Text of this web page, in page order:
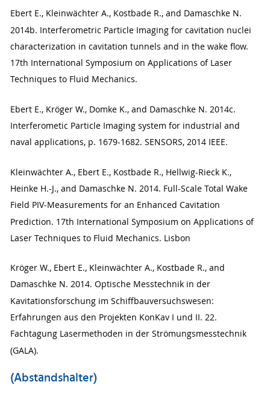
Ebert E., Kleinwächter A., Kostbade R., and Damaschke N.
2014b. Interferometric Particle Imaging for cavitation nuclei
characterization in cavitation tunnels and in the wake flow.
17th International Symposium on Applications of Laser
Techniques to Fluid Mechanics.
Ebert E., Kröger W., Domke K., and Damaschke N. 2014c.
Interferometic Particle Imaging system for industrial and
naval applications, p. 1679-1682. SENSORS, 2014 IEEE.
Kleinwächter A., Ebert E., Kostbade R., Hellwig-Rieck K.,
Heinke H.-J., and Damaschke N. 2014. Full-Scale Total Wake
Field PIV-Measurements for an Enhanced Cavitation
Prediction. 17th International Symposium on Applications of
Laser Techniques to Fluid Mechanics. Lisbon
Kröger W., Ebert E., Kleinwächter A., Kostbade R., and
Damaschke N. 2014. Optische Messtechnik in der
Kavitationsforschung im Schiffbauversuchswesen:
Erfahrungen aus den Projekten KonKav I und II. 22.
Fachtagung Lasermethoden in der Strömungsmesstechnik
(GALA).
(Abstandshalter)